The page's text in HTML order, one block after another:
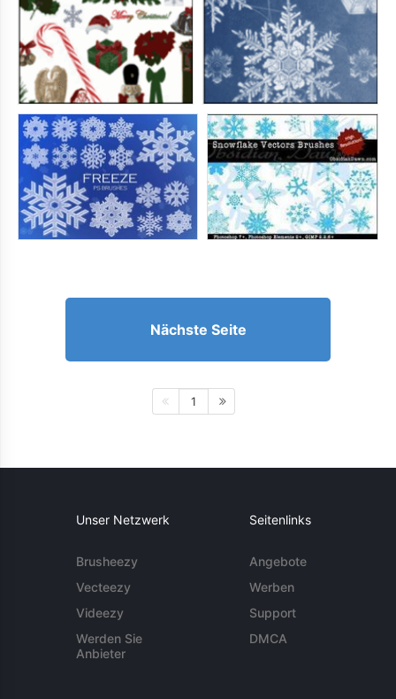
Nächste Seite
1
Unser Netzwerk
Brusheezy
Vecteezy
Videezy
Werden Sie
Anbieter
Seitenlinks
Angebote
Werben
Support
DMCA